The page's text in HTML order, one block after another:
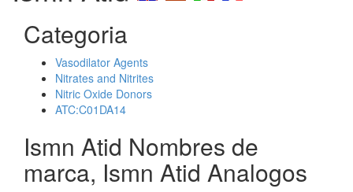
Categoria
Vasodilator Agents
Nitrates and Nitrites
Nitric Oxide Donors
ATC:C01DA14
Ismn Atid Nombres de
marca, Ismn Atid Analogos